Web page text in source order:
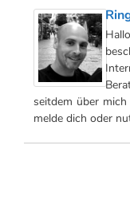
seitdem über
melde dich oder